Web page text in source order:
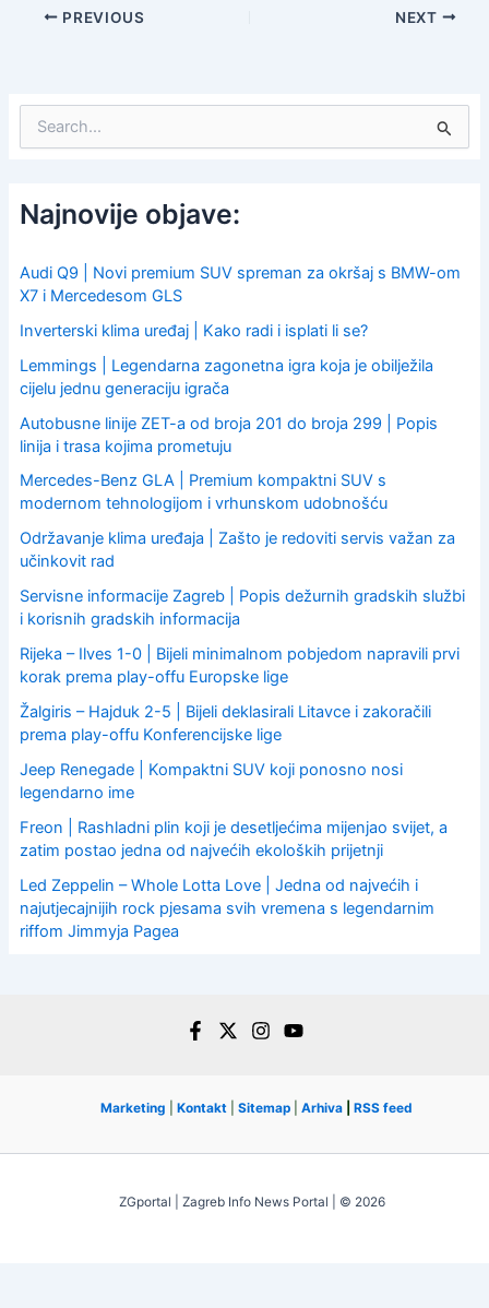
PREVIOUS NEXT
c
h
o
r
Najnovije objave:
Audi Q9 | Novi premium SUV spreman za okršaj s BMW-om
X7 i Mercedesom GLS
Inverterski klima uređaj | Kako radi i isplati li se?
Lemmings | Legendarna zagonetna igra koja je obilježila
cijelu jednu generaciju igrača
Autobusne linije ZET-a od broja 201 do broja 299 | Popis
linija i trasa kojima prometuju
Mercedes-Benz GLA | Premium kompaktni SUV s
modernom tehnologijom i vrhunskom udobnošću
Održavanje klima uređaja | Zašto je redoviti servis važan za
učinkovit rad
Servisne informacije Zagreb | Popis dežurnih gradskih službi
i korisnih gradskih informacija
Rijeka – Ilves 1-0 | Bijeli minimalnom pobjedom napravili prvi
korak prema play-offu Europske lige
Žalgiris – Hajduk 2-5 | Bijeli deklasirali Litavce i zakoračili
prema play-offu Konferencijske lige
Jeep Renegade | Kompaktni SUV koji ponosno nosi
legendarno ime
Freon | Rashladni plin koji je desetljećima mijenjao svijet, a
zatim postao jedna od najvećih ekoloških prijetnji
Led Zeppelin – Whole Lotta Love | Jedna od najvećih i
najutjecajnijih rock pjesama svih vremena s legendarnim
riffom Jimmyja Pagea
Marketing Kontakt Sitemap Arhiva RSS feed
ZGportal | Zagreb Info News Portal | © 2026